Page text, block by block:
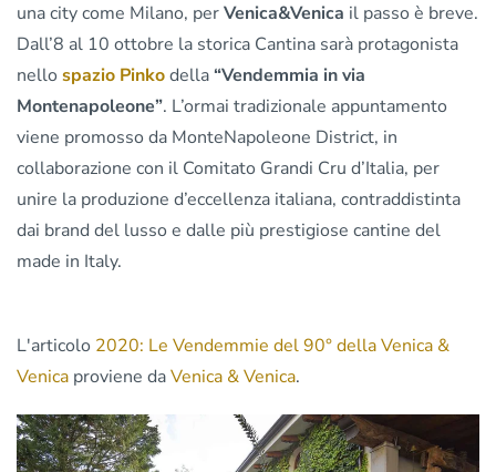
una city come Milano, perVenica&Venica il passo è breve.
Dall’8 al 10 ottobre la storica Cantina sarà protagonista
nello spazio Pinkodella“Vendemmia in via
Montenapoleone”. L’ormai tradizionale appuntamento
viene promosso da MonteNapoleone District, in
collaborazione con il Comitato Grandi Cru d’Italia, per
unire la produzione d’eccellenza italiana, contraddistinta
dai brand del lusso e dalle più prestigiose cantine del
made in Italy.
L'articolo 2020: Le Vendemmie del 90° della Venica &
Venica proviene daVenica & Venica.